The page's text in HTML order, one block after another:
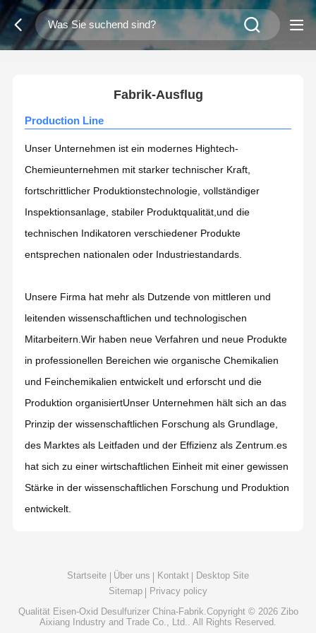
2/0
Fabrik-Ausflug
Production Line
Unser Unternehmen ist ein modernes Hightech-
Chemieunternehmen mit starker technischer Kraft,
fortschrittlicher Produktionstechnologie, vollständiger
Inspektionsanlage, stabiler Produktqualität,und die
technischen Indikatoren verschiedener Produkte
entsprechen nationalen oder Industriestandards.
Unsere Firma hat mehr als Dutzende von mittleren und
leitenden wissenschaftlichen und technologischen
Mitarbeitern.Wir haben neue Verfahren und neue Produkte
in professionellen Bereichen wie organische Chemikalien
und Feinchemikalien entwickelt und erforscht und die
Produktion organisiertUnser Unternehmen hält sich an das
Prinzip der wissenschaftlichen Forschung als Grundlage,
des Marktes als Leitfaden und der Effizienz als Zentrum.es
hat sich zu einer wirtschaftlichen Einheit mit einer gewissen
Stärke in der wissenschaftlichen Forschung und Produktion
entwickelt.
Startseite Über uns Kontakt
Desktop Site
Sitemap
Privacy policy
Qualität Eisen-Oxid DesulfurizerChina-Fabrik.Copyright © 2026 Zibo
Aixiang Industry and Trade Co., Ltd.. All Rights Reserved.